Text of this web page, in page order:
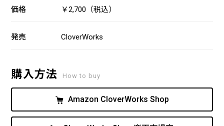
価格 ￥2,700（税込）
発売 CloverWorks
購入方法 How to buy
Amazon CloverWorks Shop